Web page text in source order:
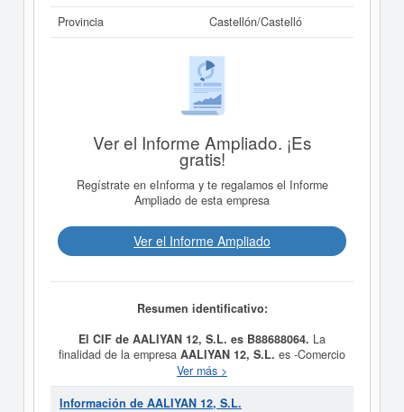
Provincia
Castellón/Castelló
Ver el Informe Ampliado. ¡Es
gratis!
Regístrate en eInforma y te regalamos el Informe
Ampliado de esta empresa
Ver el Informe Ampliado
Resumen identificativo:
El CIF de AALIYAN 12, S.L. es B88688064. La
finalidad de la empresa AALIYAN 12, S.L. es -Comercio
al por menor frutas y verduras. -Comercio al por menor
de cualquier clase de productos alimenticios y de
bebidas en régimen de autoservicio o mixto en
Ver más >
Información de AALIYAN 12, S.L.